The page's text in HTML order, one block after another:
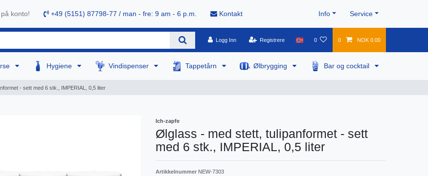
konto! +49 (5151) 87798-77 / man - fre: 9 am - 6 p.m. Kontakt Info Service
Logg Inn Registrere 0 0 NOK 0.00
Hygiene Vindispenser Tappetårn Ølbrygging Bar og cocktail
- sett med 6 stk., IMPERIAL, 0,5 liter
Ich-zapfe
Ølglass - med stett, tulipanformet - sett
med 6 stk., IMPERIAL, 0,5 liter
Artikkelnummer NEW-7303